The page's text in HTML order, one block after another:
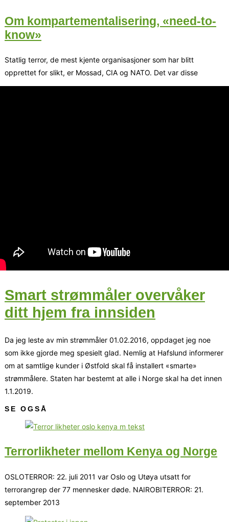
Om kompartementalisering, «need-to-
know»
Statlig terror, de mest kjente organisasjoner som har blitt
opprettet for slikt, er Mossad, CIA og NATO. Det var disse
Smart strømmåler overvåker
ditt hjem fra innsiden
Da jeg leste av min strømmåler 01.02.2016, oppdaget jeg noe
som ikke gjorde meg spesielt glad. Nemlig at Hafslund informerer
om at samtlige kunder i Østfold skal få installert «smarte»
strømmålere. Staten har bestemt at alle i Norge skal ha det innen
1.1.2019.
SE OGSÅ
Terrorlikheter mellom Kenya og Norge
OSLOTERROR: 22. juli 2011 var Oslo og Utøya utsatt for
terrorangrep der 77 mennesker døde. NAIROBITERROR: 21.
september 2013